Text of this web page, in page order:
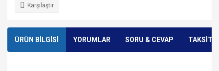
Karşılaştır
ÜRÜN BİLGİSİ YORUMLAR SORU & CEVAP TAKSİT